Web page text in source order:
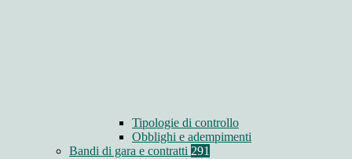
Tipologie di controllo
Obblighi e adempimenti
Bandi di gara e contratti 291